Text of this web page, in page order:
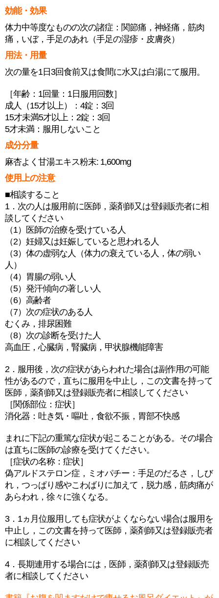
効能・効果
体力中等度なものの次の諸症：関節痛，神経痛，筋肉
痛，いぼ，手足のあれ（手足の湿疹・皮膚炎）
用法・用量
次の量を1日3回食前又は食間に水又は白湯にて服用。
［年齢：1回量：1日服用回数］
成人（15才以上）：4錠：3回
15才未満5才以上：2錠：3回
5才未満：服用しないこと
成分分量
麻杏よく甘湯エキス粉末: 1,600mg
使用上の注意
■相談すること
1．次の人は服用前に医師，薬剤師又は登録販売者に相
談してください
（1）医師の治療を受けている人
（2）妊婦又は妊娠していると思われる人
（3）体の虚弱な人（体力の衰えている人，体の弱い
人）
（4）胃腸の弱い人
（5）発汗傾向の著しい人
（6）高齢者
（7）次の症状のある人
むくみ，排尿困難
（8）次の診断を受けた人
高血圧，心臓病，腎臓病，甲状腺機能障害
2．服用後，次の症状があらわれた場合は副作用の可能
性があるので，直ちに服用を中止し，この文書を持って
医師，薬剤師又は登録販売者に相談してください
［関係部位：症状］
消化器：吐き気・嘔吐，食欲不振，胃部不快感
まれに下記の重篤な症状が起こることがある。その場合
は直ちに医師の診療を受けてください。
［症状の名称：症状］
偽アルドステロン症，ミオパチー：手足のだるさ，しび
れ，つっぱり感やこわばりに加えて，脱力感，筋肉痛が
あらわれ，徐々に強くなる。
3．1ヵ月位服用しても症状がよくならない場合は服用を
中止し，この文書を持って医師，薬剤師又は登録販売者
に相談してください
4．長期連用する場合には，医師，薬剤師又は登録販売
者に相談してください